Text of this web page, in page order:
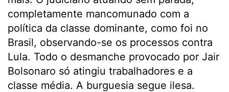
completamente mancomunado com a
política da classe dominante, como foi no
Brasil, observando-se os processos contra
Lula. Todo o desmanche provocado por Jair
Bolsonaro só atingiu trabalhadores e a
classe média. A burguesia segue ilesa.